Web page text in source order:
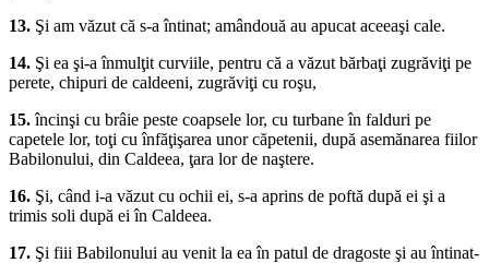
13. Şi am văzut că s-a întinat; amândouă au apucat aceeaşi cale.
14. Şi ea şi-a înmulţit curviile, pentru că a văzut bărbaţi zugrăviţi pe
perete, chipuri de caldeeni, zugrăviţi cu roşu,
15.încinşi cu brâie peste coapsele lor, cu turbane în falduri pe
capetele lor, toţi cu înfăţişarea unor căpetenii, după asemănarea fiilor
Babilonului, din Caldeea, ţara lor de naştere.
16. Şi, când i-a văzut cu ochii ei, s-a aprins de poftă după ei şi a
trimis soli după ei în Caldeea.
17. Şi fiii Babilonului au venit la ea în patul de dragoste şi au întinat-